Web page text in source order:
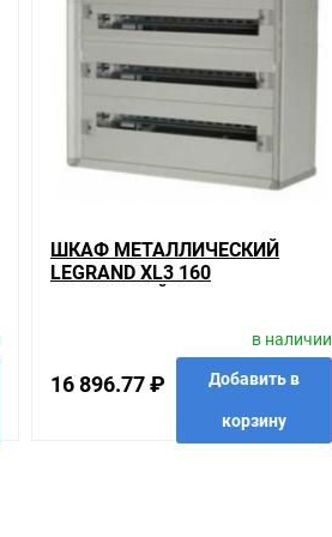
ШКАФ МЕТАЛЛИЧЕСКИЙ
LEGRAND XL3 160
16 896.77 ₽
в наличии
Добавить в
корзину